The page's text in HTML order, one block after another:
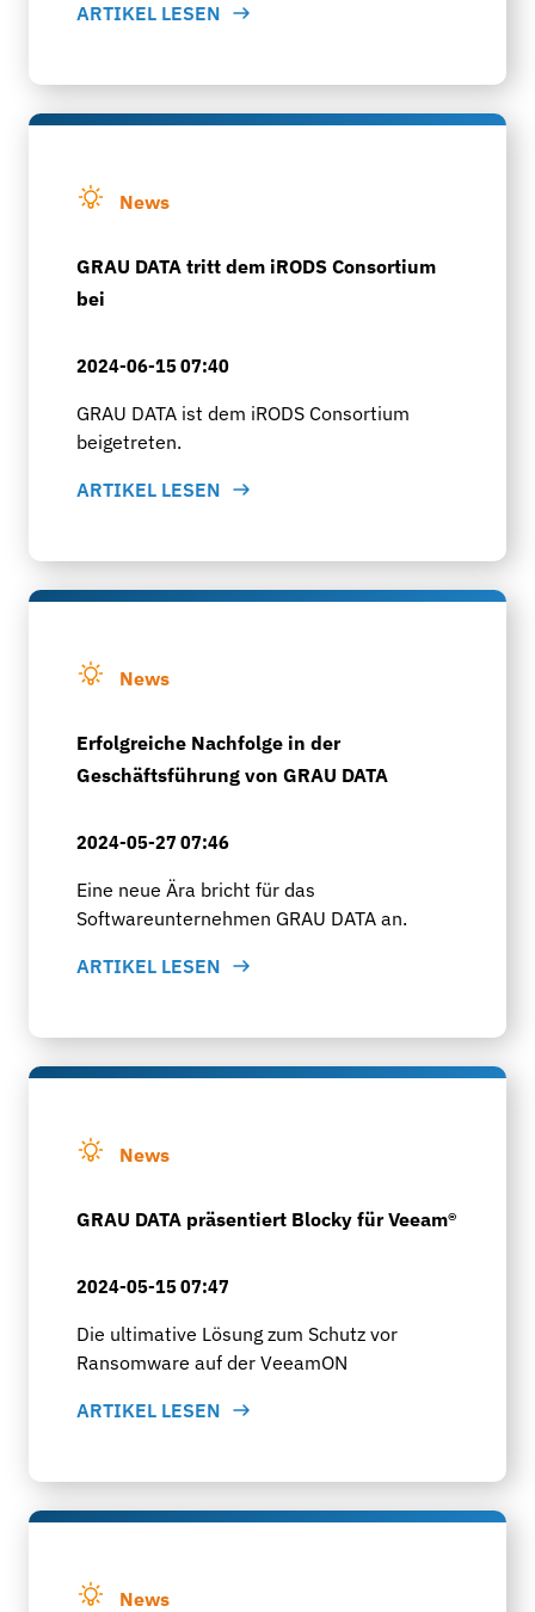
ARTIKEL LESEN
News
GRAU DATA tritt dem iRODS Consortium
bei
2024-06-15 07:40
GRAU DATA ist dem iRODS Consortium
beigetreten.
ARTIKEL LESEN
News
Erfolgreiche Nachfolge in der
Geschäftsführung von GRAU DATA
2024-05-27 07:46
Eine neue Ära bricht für das
Softwareunternehmen GRAU DATA an.
ARTIKEL LESEN
News
GRAU DATA präsentiert Blocky für Veeam®
2024-05-15 07:47
Die ultimative Lösung zum Schutz vor
Ransomware auf der VeeamON
ARTIKEL LESEN
News